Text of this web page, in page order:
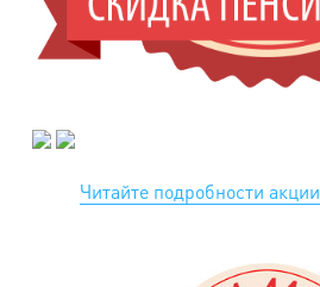
Читайте подробности акции